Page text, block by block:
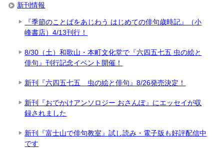
新刊情報
『季節のことばをあじわう はじめての俳句歳時記』（小
峰書店）4/13刊行！
8/30（土）和歌山・本町文化堂で『六四五七五 虫の絵と
俳句』刊行記念イベント開催！
新刊『六四五七五 虫の絵と俳句』8/26発売決定！
新刊『おでかけアンソロジー おさんぽ』にエッセイが収
録されました
新刊『富士山で俳句教室』試し読み・電子版も好評配信中
です